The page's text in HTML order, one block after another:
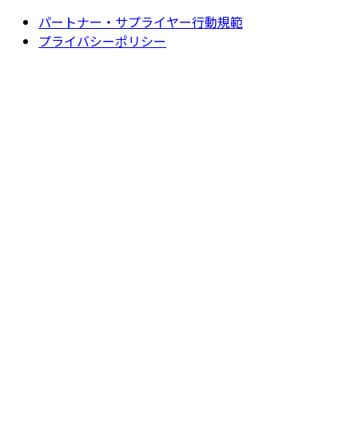
パートナー・サプライヤー行動規範
プライバシーポリシー